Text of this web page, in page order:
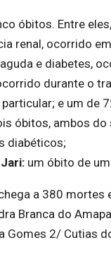
óbitos. Entre
renal, ocorrido
e diabetes,
durante o
e um de
óbitos, ambos do
diabéticos;
um óbito de
a 380
Branca do
Gomes 2/ Cutias